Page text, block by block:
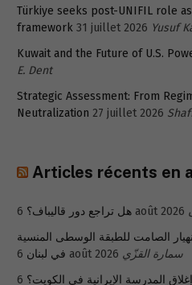
Türkiye seeks post-UNIFIL role
framework 31 juillet 2026 Yusuf
Kuwait and the Future of U.S.
E. Dent
Strategic Assessment: From
Neutralization 27 juillet 2026
Articles récents en
هل تراجع دور قاليباف؟ 6 août 2026
الصامت للطبقة الوسطى المنسية
في لبنان 6 août 2026 سمارة القزّي
المدرسة الإيرانية في الكويت؟